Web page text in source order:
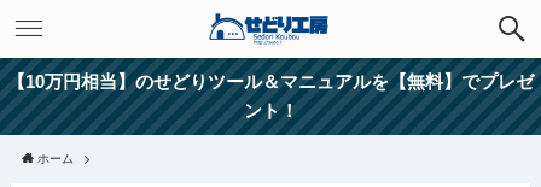
【10万円相当】のせどりツール＆マニュアルを【無料】でプレゼ
ント！
ホーム